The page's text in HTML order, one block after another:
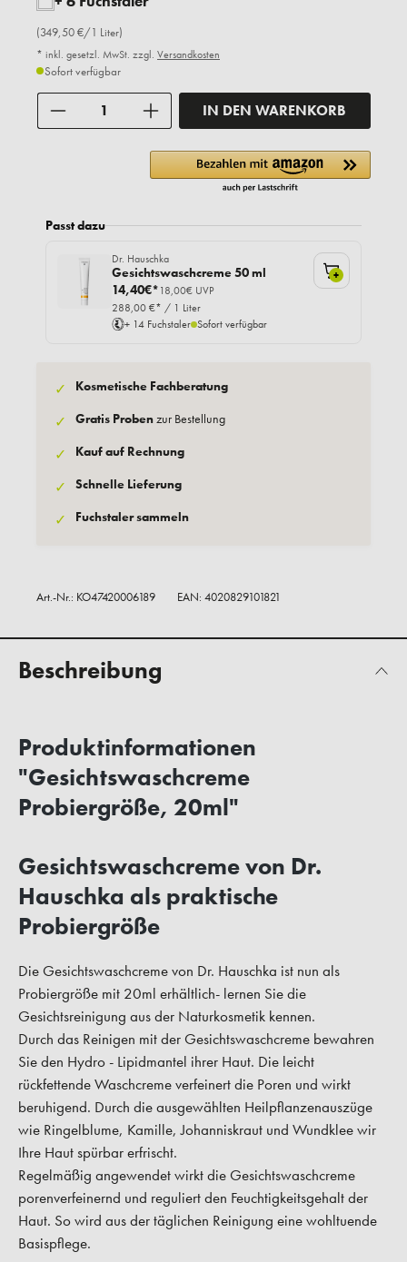
(349,50 €/1 Liter)
* inkl. gesetzl. MwSt. zzgl. Versandkosten
Sofort verfügbar
IN DEN WARENKORB
Passt dazu
Dr. Hauschka
Gesichtswaschcreme 50 ml
14,40€*18,00€ UVP
288,00 €* / 1 Liter
+ 14 Fuchstaler Sofort verfügbar
+
✓ Kosmetische Fachberatung
✓ Gratis Probenzur Bestellung
✓ Kauf auf Rechnung
✓ Schnelle Lieferung
✓ Fuchstaler sammeln
Art.-Nr.: KO47420006189 EAN: 4020829101821
Beschreibung
Produktinformationen
"Gesichtswaschcreme
Probiergröße, 20ml"
Gesichtswaschcreme von Dr.
Hauschka als praktische
Probiergröße
Die Gesichtswaschcreme von Dr. Hauschka ist nun als
Probiergröße mit 20ml erhältlich- lernen Sie die
Gesichtsreinigung aus der Naturkosmetik kennen.
Durch das Reinigen mit der Gesichtswaschcreme bewahren
Sie den Hydro - Lipidmantel ihrer Haut. Die leicht
rückfettende Waschcreme verfeinert die Poren und wirkt
beruhigend. Durch die ausgewählten Heilpflanzenauszüge
wie Ringelblume, Kamille, Johanniskraut und Wundklee wir
Ihre Haut spürbar erfrischt.
Regelmäßig angewendet wirkt die Gesichtswaschcreme
porenverfeinernd und reguliert den Feuchtigkeitsgehalt der
Haut. So wird aus der täglichen Reinigung eine wohltuende
Basispflege.